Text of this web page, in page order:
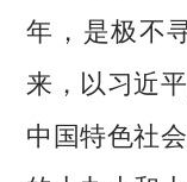
年，是极不
来，以习近
中国特色社